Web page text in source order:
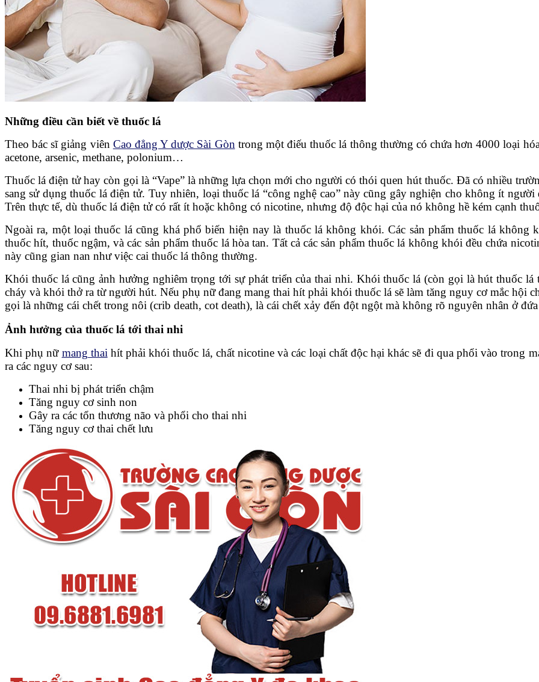
Những điều cần biết về thuốc lá
Theo bác sĩ giảng viên Cao đẳng Y dược Sài Gòntrong một điếu thuốc lá thông thường có chứa hơn 4000 loại
acetone, arsenic, methane, polonium…
Thuốc lá điện tử hay còn gọi là “Vape” là những lựa chọn mới cho người có thói quen hút thuốc. Đã có nhiều
sang sử dụng thuốc lá điện tử. Tuy nhiên, loại thuốc lá “công nghệ cao” này cũng gây nghiện cho không ít
Trên thực tế, dù thuốc lá điện tử có rất ít hoặc không có nicotine, nhưng độ độc hại của nó không hề kém cạnh
Ngoài ra, một loại thuốc lá cũng khá phổ biến hiện nay là thuốc lá không khói. Các sản phẩm thuốc lá không
thuốc hít, thuốc ngậm, và các sản phẩm thuốc lá hòa tan. Tất cả các sản phẩm thuốc lá không khói đều chứa
này cũng gian nan như việc cai thuốc lá thông thường.
Khói thuốc lá cũng ảnh hưởng nghiêm trọng tới sự phát triển của thai nhi. Khói thuốc lá (còn gọi là hút thuốc
cháy và khói thở ra từ người hút. Nếu phụ nữ đang mang thai hít phải khói thuốc lá sẽ làm tăng nguy cơ mắc hội
gọi là những cái chết trong nôi (crib death, cot death), là cái chết xảy đến đột ngột mà không rõ nguyên nhân ở
Ảnh hưởng của thuốc lá tới thai nhi
Khi phụ nữ mang thai hít phải khói thuốc lá, chất nicotine và các loại chất độc hại khác sẽ đi qua phổi vào trong
ra các nguy cơ sau:
Thai nhi bị phát triển chậm
Tăng nguy cơ sinh non
Gây ra các tổn thương não và phổi cho thai nhi
Tăng nguy cơ thai chết lưu